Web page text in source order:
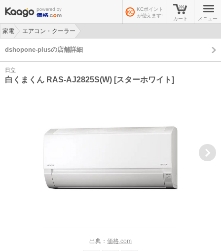
KCポイント
が使えます!
カート メニュー
家電
エアコン・クーラー
dshopone-plusの店舗詳細
日立
白くまくん RAS-AJ2825S(W) [スターホワイト]
出典： 価格.com